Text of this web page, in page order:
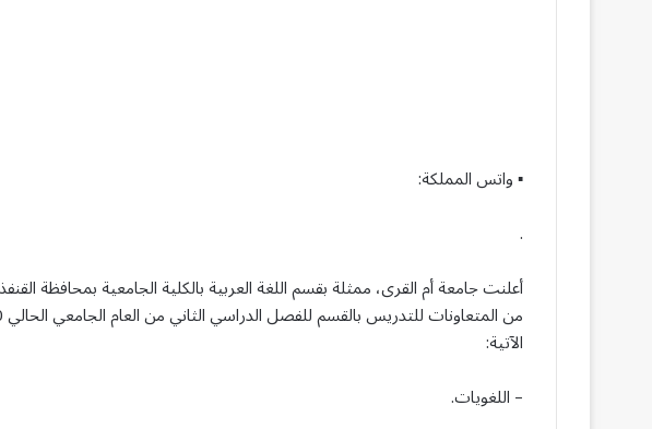
▪︎ واتس المملكة:
.
أعلنت جامعة أم القرى، ممثلة بقسم اللغة العربية بالكلية الجامعية بمحافظة
الآتية:
– اللغويات.